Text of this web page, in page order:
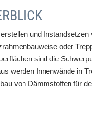
und
oder
sind die
werden Innenwände in
von Dämmstoffen für